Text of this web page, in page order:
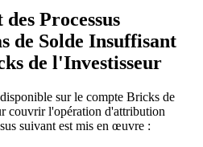
Processus
de Solde Insuffisant
de l'Investisseur
sur le compte Bricks de
couvrir l'opération d'attribution
suivant est mis en œuvre :